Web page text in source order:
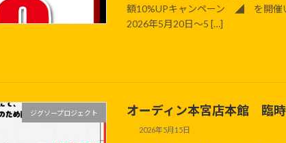
額10%UPキャンペーン ◢ を開催
2026年5月20日～5 […]
ジグソープロジェクト オーディン本宮店本館 臨
2026年5月15日